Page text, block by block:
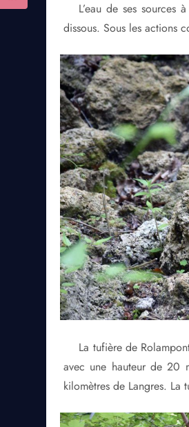
L’eau de ses
dissous. Sous les actions
La tufière de
avec une hauteur de 20
kilomètres de Langres. La